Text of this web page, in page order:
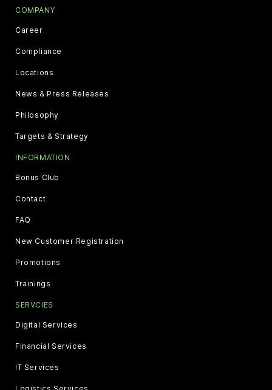
COMPANY
Career
Compliance
Locations
News & Press Releases
Philosophy
Targets & Strategy
INFORMATION
Bonus Club
Contact
FAQ
New Customer Registration
Promotions
Trainings
SERVCIES
Digital Services
Financial Services
IT Services